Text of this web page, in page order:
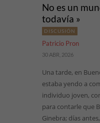
No es un
todavía »
DISCUSIÓN
Patricio Pron
30 ABR, 2026
Una tarde, en
estaba yendo a
individuo joven,
para contarle que
Ginebra; días